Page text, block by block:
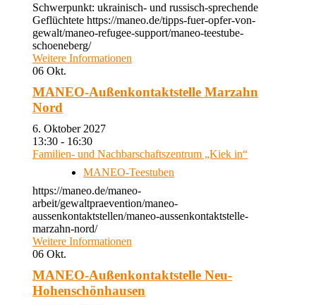
Schwerpunkt: ukrainisch- und russisch-sprechende
Geflüchtete https://maneo.de/tipps-fuer-opfer-von-
gewalt/maneo-refugee-support/maneo-teestube-
schoeneberg/
Weitere Informationen
06 Okt.
MANEO-Außenkontaktstelle Marzahn
Nord
6. Oktober 2027
13:30 - 16:30
Familien- und Nachbarschaftszentrum „Kiek in“
MANEO-Teestuben
https://maneo.de/maneo-
arbeit/gewaltpraevention/maneo-
aussenkontaktstellen/maneo-aussenkontaktstelle-
marzahn-nord/
Weitere Informationen
06 Okt.
MANEO-Außenkontaktstelle Neu-
Hohenschönhausen